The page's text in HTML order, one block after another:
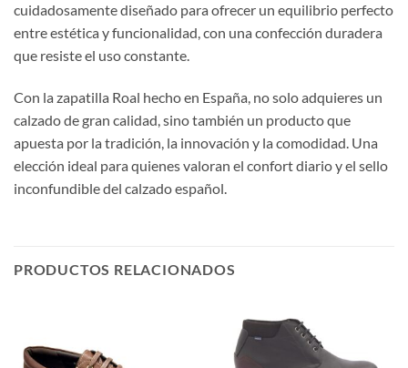
cuidadosamente diseñado para ofrecer un equilibrio perfecto
entre estética y funcionalidad, con una confección duradera
que resiste el uso constante.
Con la zapatilla Roal hecho en España, no solo adquieres un
calzado de gran calidad, sino también un producto que
apuesta por la tradición, la innovación y la comodidad. Una
elección ideal para quienes valoran el confort diario y el sello
inconfundible del calzado español.
PRODUCTOS RELACIONADOS